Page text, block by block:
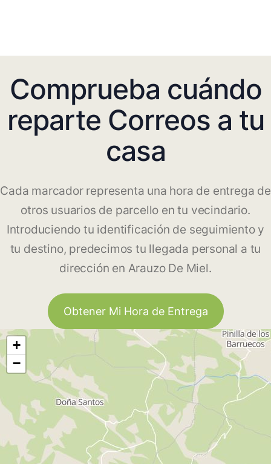
Comprueba cuándo
reparte Correos a tu
casa
Cada marcador representa una hora de entrega de
otros usuarios de parcello en tu vecindario.
Introduciendo tu identificación de seguimiento y
tu destino, predecimos tu llegada personal a tu
dirección en Arauzo De Miel.
Obtener Mi Hora de Entrega
+
−